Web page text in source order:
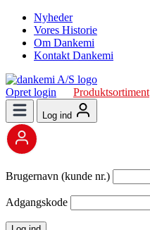
Nyheder
Vores Historie
Om Dankemi
Kontakt Dankemi
Opret login Produktsortiment
Log ind
Brugernavn (kunde nr.)
Adgangskode